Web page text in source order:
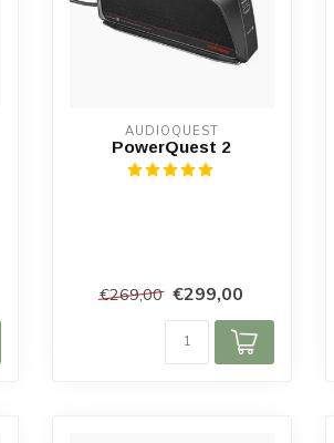
AUDIOQUEST
PowerQuest 2
€269,00 €299,00